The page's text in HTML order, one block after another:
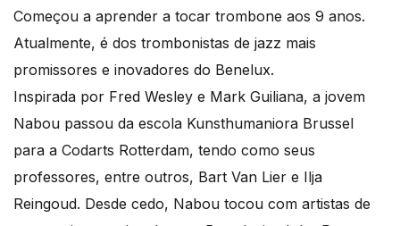
Começou a aprender a tocar trombone aos 9 anos.
Atualmente, é dos trombonistas de jazz mais
promissores e inovadores do Benelux.
Inspirada por Fred Wesley e Mark Guiliana, a jovem
Nabou passou da escola Kunsthumaniora Brussel
para a Codarts Rotterdam, tendo como seus
professores, entre outros, Bart Van Lier e Ilja
Reingoud. Desde cedo, Nabou tocou com artistas de